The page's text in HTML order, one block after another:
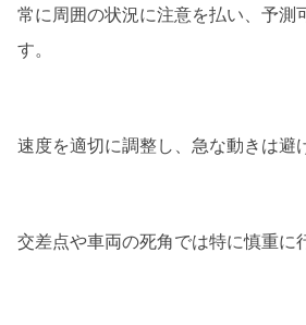
常に周囲の状況に注意を払い、予測
す。
速度を適切に調整し、急な動きは避
交差点や車両の死角では特に慎重に